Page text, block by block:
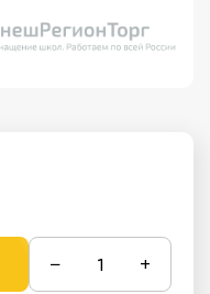
− +